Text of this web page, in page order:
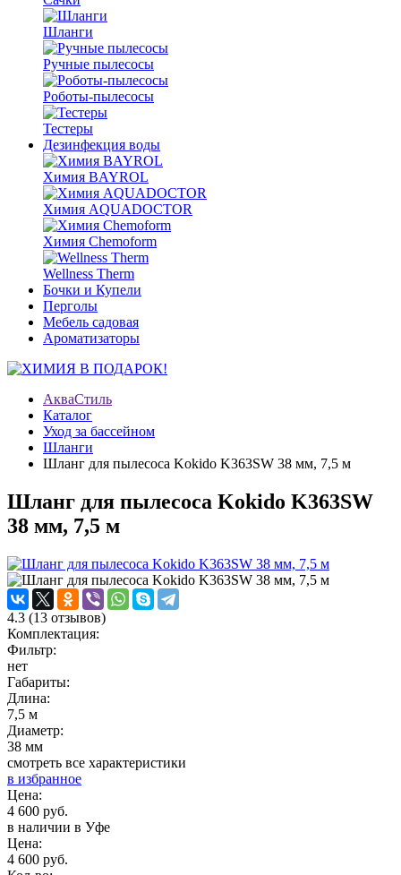
Шланги
Ручные пылесосы
Роботы-пылесосы
Тестеры
Дезинфекция воды
Химия BAYROL
Химия AQUADOCTOR
Химия Chemoform
Wellness Therm
Бочки и Купели
Перголы
Мебель садовая
Ароматизаторы
АкваСтиль
Каталог
Уход за бассейном
Шланги
Шланг для пылесоса Kokido K363SW 38 мм, 7,5 м
Шланг для пылесоса Kokido K363SW
38 мм, 7,5 м
4.3 (13 отзывов)
Комплектация:
Фильтр:
нет
Габариты:
Длина:
7,5 м
Диаметр:
38 мм
смотреть все характеристики
в избранное
Цена:
4 600 руб.
в наличии в Уфе
Цена:
4 600 руб.